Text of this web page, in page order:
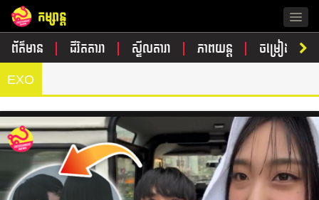
កម្សាន្ត
ព័ត៌មាន ជីវិតតារា ស្ទីលតារា ភាពយន្ត ចម្រៀង
EXO